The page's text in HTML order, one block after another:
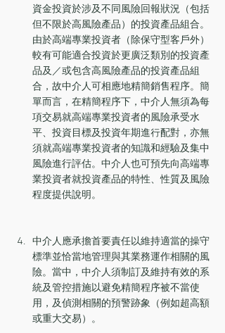
資金投資於涉及不同風險回報狀況（包括
但不限於高風險產品）的投資產品組合。
由於高端專業投資者（除保守型客戶外）
較有可能適合投資於更廣泛類別的投資產
品及／或包含高風險產品的投資產品組
合，故中介人可相應地精簡銷售程序。簡
單而言，在精簡程序下，中介人無須為每
項交易就高端專業投資者的風險承受水
平、投資目標及投資年期進行配對，亦無
須就高端專業投資者的知識和經驗及集中
風險進行評估。中介人也可預先向高端專
業投資者就投資產品的特性、性質及風險
程度提供說明。
中介人應承擔首要責任以維持適當的操守
標準並恰當地管理與其業務運作相關的風
險。當中，中介人須制訂及維持有效的系
統及管控措施以避免精簡程序被不當使
用，及偵測相關的預警跡象（例如超高額
或重大交易）。